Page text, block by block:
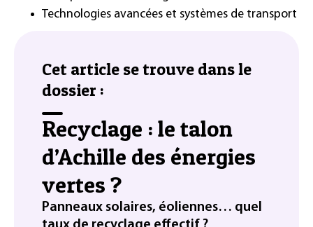
Technologies avancées et systèmes de transport
Cet article se trouve dans le
dossier :
Recyclage : le talon
d’Achille des énergies
vertes ?
Panneaux solaires, éoliennes… quel